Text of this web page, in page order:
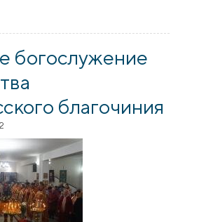
«Кладезь» в Волковыске
богослужение
благочиния